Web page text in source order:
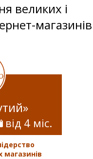
великих і
магазинів
від 4 міс.
магазинів